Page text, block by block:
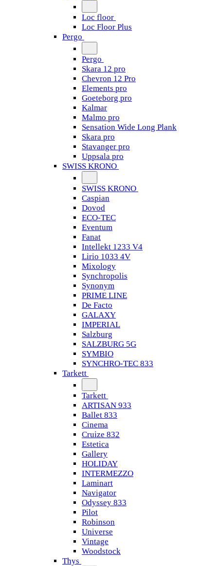
Loc floor
Loc Floor Plus
Pergo
Pergo
Skara 12 pro
Chevron 12 Pro
Elements pro
Goeteborg pro
Kalmar
Malmo pro
Sensation Wide Long Plank
Skara pro
Stavanger pro
Uppsala pro
SWISS KRONO
SWISS KRONO
Caspian
Dovod
ECO-TEC
Eventum
Fanat
Intellekt 1233 V4
Lirio 1033 4V
Mixology
Synchropolis
Synonym
PRIME LINE
De Facto
GALAXY
IMPERIAL
Salzburg
SALZBURG 5G
SYMBIO
SYNCHRO-TEC 833
Tarkett
Tarkett
ARTISAN 933
Ballet 833
Cinema
Cruize 832
Estetica
Gallery
HOLIDAY
INTERMEZZO
Laminart
Navigator
Odyssey 833
Pilot
Robinson
Universe
Vintage
Woodstock
Thys